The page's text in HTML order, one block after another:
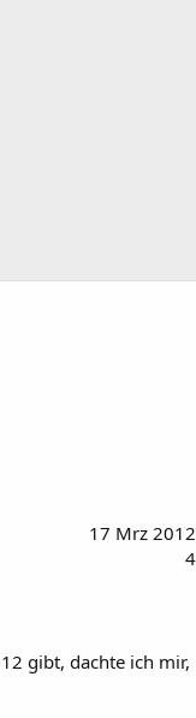
17 Mrz 2012
4
gibt, dachte ich mir,